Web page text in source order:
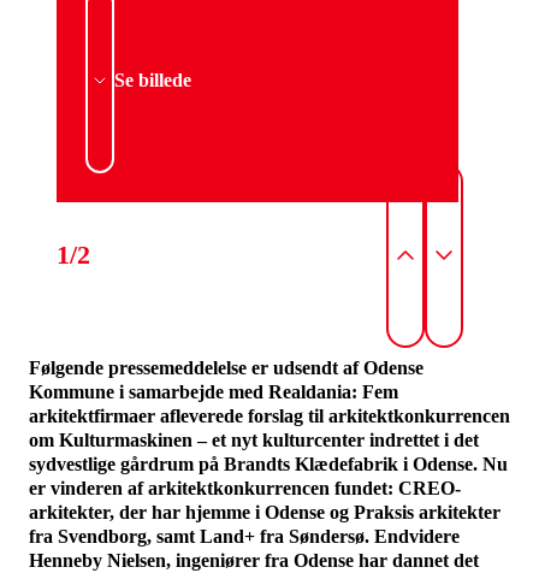
Se billede
1/2
Følgende pressemeddelelse er udsendt af Odense
Kommune i samarbejde med Realdania: Fem
arkitektfirmaer afleverede forslag til arkitektkonkurrencen
om Kulturmaskinen – et nyt kulturcenter indrettet i det
sydvestlige gårdrum på Brandts Klædefabrik i Odense. Nu
er vinderen af arkitektkonkurrencen fundet: CREO-
arkitekter, der har hjemme i Odense og Praksis arkitekter
fra Svendborg, samt Land+ fra Søndersø. Endvidere
Henneby Nielsen, ingeniører fra Odense har dannet det